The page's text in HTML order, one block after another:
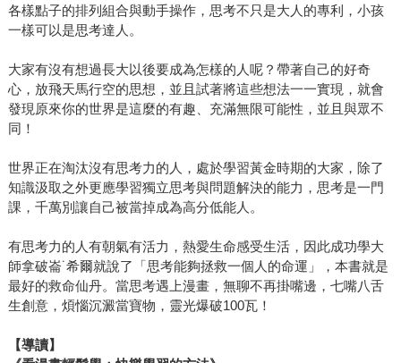
各樣點子的排列組合與動手操作，思考不只是大人的專利，小孩
一樣可以是思考達人。
大家有沒有想過長大以後要成為怎樣的人呢？帶著自己的好奇
心，放飛天馬行空的思想，並且試著將這些想法一一實現，就會
發現原來你的世界是這麼的有趣、充滿無限可能性，並且與眾不
同！
世界正在淘汰沒有思考力的人，處於學習黃金時期的大家，除了
知識汲取之外更應學習獨立思考與問題解決的能力，思考是一門
課，千萬別讓自己被當掉成為高分低能人。
有思考力的人有朝氣有活力，熱愛生命感受生活，因此成功學大
師拿破崙˙希爾就說了「思考能夠拯救一個人的命運」，本書就是
最好的救命仙丹。當思考遇上漫畫，無聊不再掛嘴邊，七嘴八舌
生創意，煩惱沉澱當寶物，靈光爆破100瓦！
【導讀】